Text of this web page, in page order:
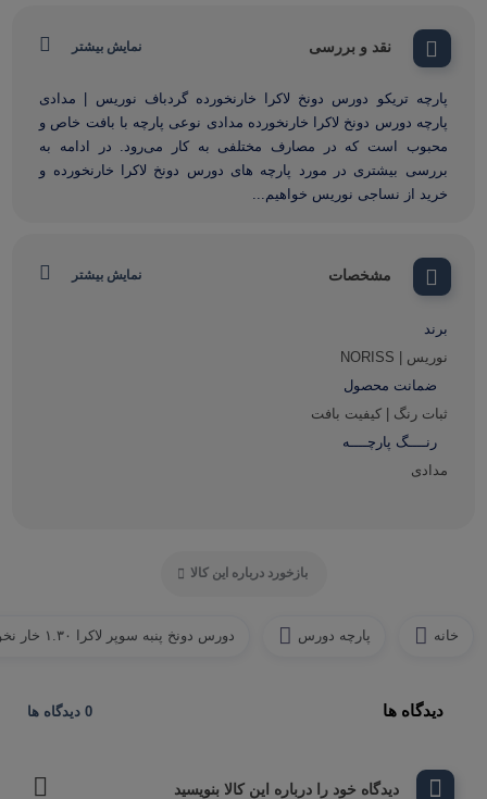
نقد و بررسی نمایش بیشتر
پارچه تریکو دورس دونخ لاکرا خارنخورده گردباف نوریس | مدادی
پارچه دورس دونخ لاکرا خارنخورده مدادی نوعی پارچه با بافت خاص و
محبوب است که در مصارف مختلفی به کار می‌رود. در ادامه به
بررسی بیشتری در مورد پارچه های دورس دونخ لاکرا خارنخورده و
خرید از نساجی نوریس خواهیم...
مشخصات نمایش بیشتر
برند
نوریس | NORISS
ضمانت محصول
ثبات رنگ | کیفیت بافت
رنــــگ پارچــــه
مدادی
بازخورد درباره این کالا
خانه پارچه دورس دورس دونخ پنبه سوپر لاکرا ۱.۳۰ خار نخورده
دیدگاه ها 0 دیدگاه ها
دیدگاه خود را درباره این کالا بنویسید